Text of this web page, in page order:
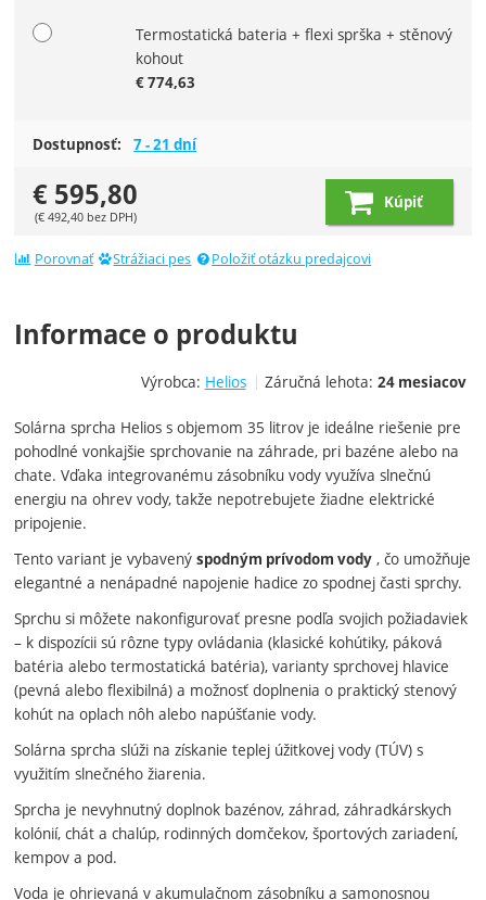
Termostatická bateria + flexi sprška + stěnový
kohout
€774,63
Dostupnosť: 7 - 21 dní
€ 595,80
(€492,40 bez DPH)
Kúpiť
Porovnať Strážiaci pes Položiť otázku predajcovi
Informace o produktu
Výrobca: Helios Záručná lehota: 24 mesiacov
Solárna sprcha Helios s objemom 35 litrov je ideálne riešenie pre
pohodlné vonkajšie sprchovanie na záhrade, pri bazéne alebo na
chate. Vďaka integrovanému zásobníku vody využíva slnečnú
energiu na ohrev vody, takže nepotrebujete žiadne elektrické
pripojenie.
Tento variant je vybavenýspodným prívodom vody , čo umožňuje
elegantné a nenápadné napojenie hadice zo spodnej časti sprchy.
Sprchu si môžete nakonfigurovať presne podľa svojich požiadaviek
– k dispozícii sú rôzne typy ovládania (klasické kohútiky, páková
batéria alebo termostatická batéria), varianty sprchovej hlavice
(pevná alebo flexibilná) a možnosť doplnenia o praktický stenový
kohút na oplach nôh alebo napúšťanie vody.
Solárna sprcha slúži na získanie teplej úžitkovej vody (TÚV) s
využitím slnečného žiarenia.
Sprcha je nevyhnutný doplnok bazénov, záhrad, záhradkárskych
kolónií, chát a chalúp, rodinných domčekov, športových zariadení,
kempov a pod.
Voda je ohrievaná v akumulačnom zásobníku a samonosnou